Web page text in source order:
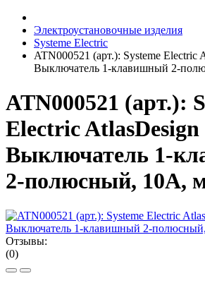
Электроустановочные изделия
Systeme Electric
ATN000521 (арт.): Systeme
Выключатель 1-клавишный 2-
ATN000521 (арт.):
Electric
Выключатель 1-
2-полюсный, 10А,
Отзывы:
(0)